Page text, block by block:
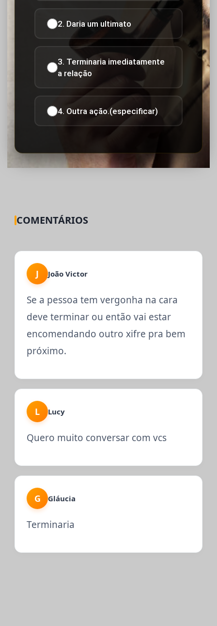
2. Daria um ultimato
3. Terminaria imediatamente
a relação
4. Outra ação.(especificar)
COMENTÁRIOS
J João Victor
Se a pessoa tem vergonha na cara
deve terminar ou então vai estar
encomendando outro xifre pra bem
próximo.
L Lucy
Quero muito conversar com vcs
G Gláucia
Terminaria